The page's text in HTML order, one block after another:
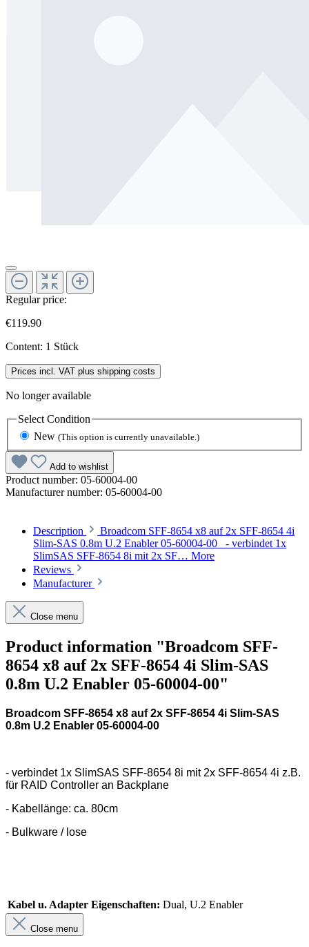
Regular price:
€119.90
Content: 1 Stück
Prices incl. VAT plus shipping costs
No longer available
Select Condition
New (This option is currently unavailable.)
Add to wishlist
Product number: 05-60004-00
Manufacturer number: 05-60004-00
Description
Broadcom SFF-8654 x8 auf 2x SFF-8654 4i
Slim-SAS 0.8m U.2 Enabler 05-60004-00 - verbindet 1x
SlimSAS SFF-8654 8i mit 2x SF… More
Reviews
Manufacturer
Close menu
Product information "Broadcom SFF-
8654 x8 auf 2x SFF-8654 4i Slim-SAS
0.8m U.2 Enabler 05-60004-00"
Broadcom SFF-8654 x8 auf 2x SFF-8654 4i Slim-SAS
0.8m U.2 Enabler 05-60004-00
- verbindet 1x SlimSAS SFF-8654 8i mit 2x SFF-8654 4i z.B.
für RAID Controller an Backplane
- Kabellänge: ca. 80cm
- Bulkware / lose
Kabel u. Adapter Eigenschaften: Dual, U.2 Enabler
Close menu